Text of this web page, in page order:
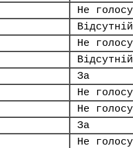
Не
Відсутній
Не
Відсутній
За
Не
Не
За
Не